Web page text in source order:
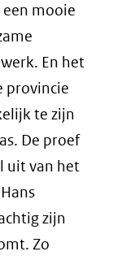
een mooie
En het
provincie
te zijn
De proef
uit van het
zijn
Zo